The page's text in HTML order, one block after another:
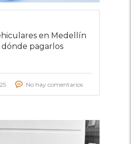
en Medellín
dónde pagarlos
No hay comentarios